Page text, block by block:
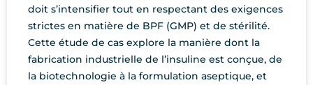
doit s’intensifier tout en respectant des exigences
strictes en matière de BPF (GMP) et de stérilité.
Cette étude de cas explore la manière dont la
fabrication industrielle de l’insuline est conçue, de
la biotechnologie à la formulation aseptique, et